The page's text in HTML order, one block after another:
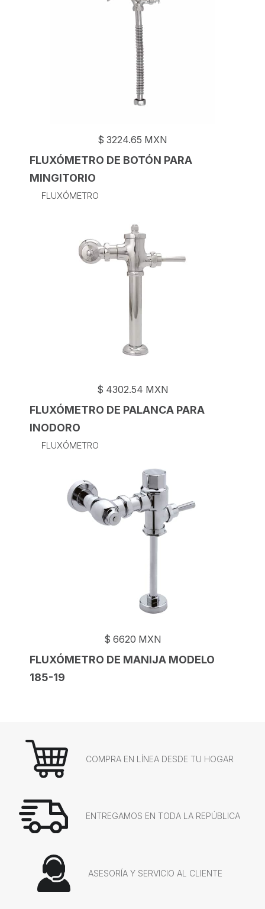
$ 3224.65 MXN
FLUXÓMETRO DE BOTÓN PARA
MINGITORIO
FLUXÓMETRO
$ 4302.54 MXN
FLUXÓMETRO DE PALANCA PARA
INODORO
FLUXÓMETRO
$ 6620 MXN
FLUXÓMETRO DE MANIJA MODELO
185-19
COMPRA EN LÍNEA DESDE TU HOGAR
ENTREGAMOS EN TODA LA REPÚBLICA
ASESORÍA Y SERVICIO AL CLIENTE